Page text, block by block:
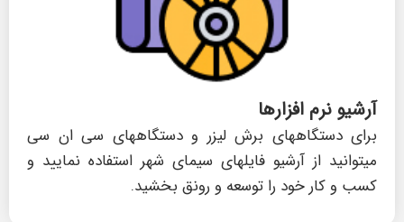
آرشیو نرم افزارها
برای دستگاههای برش لیزر و دستگاههای سی ان سی
میتوانید از آرشیو فایلهای سیمای شهر استفاده نمایید و
کسب و کار خود را توسعه و رونق بخشید.